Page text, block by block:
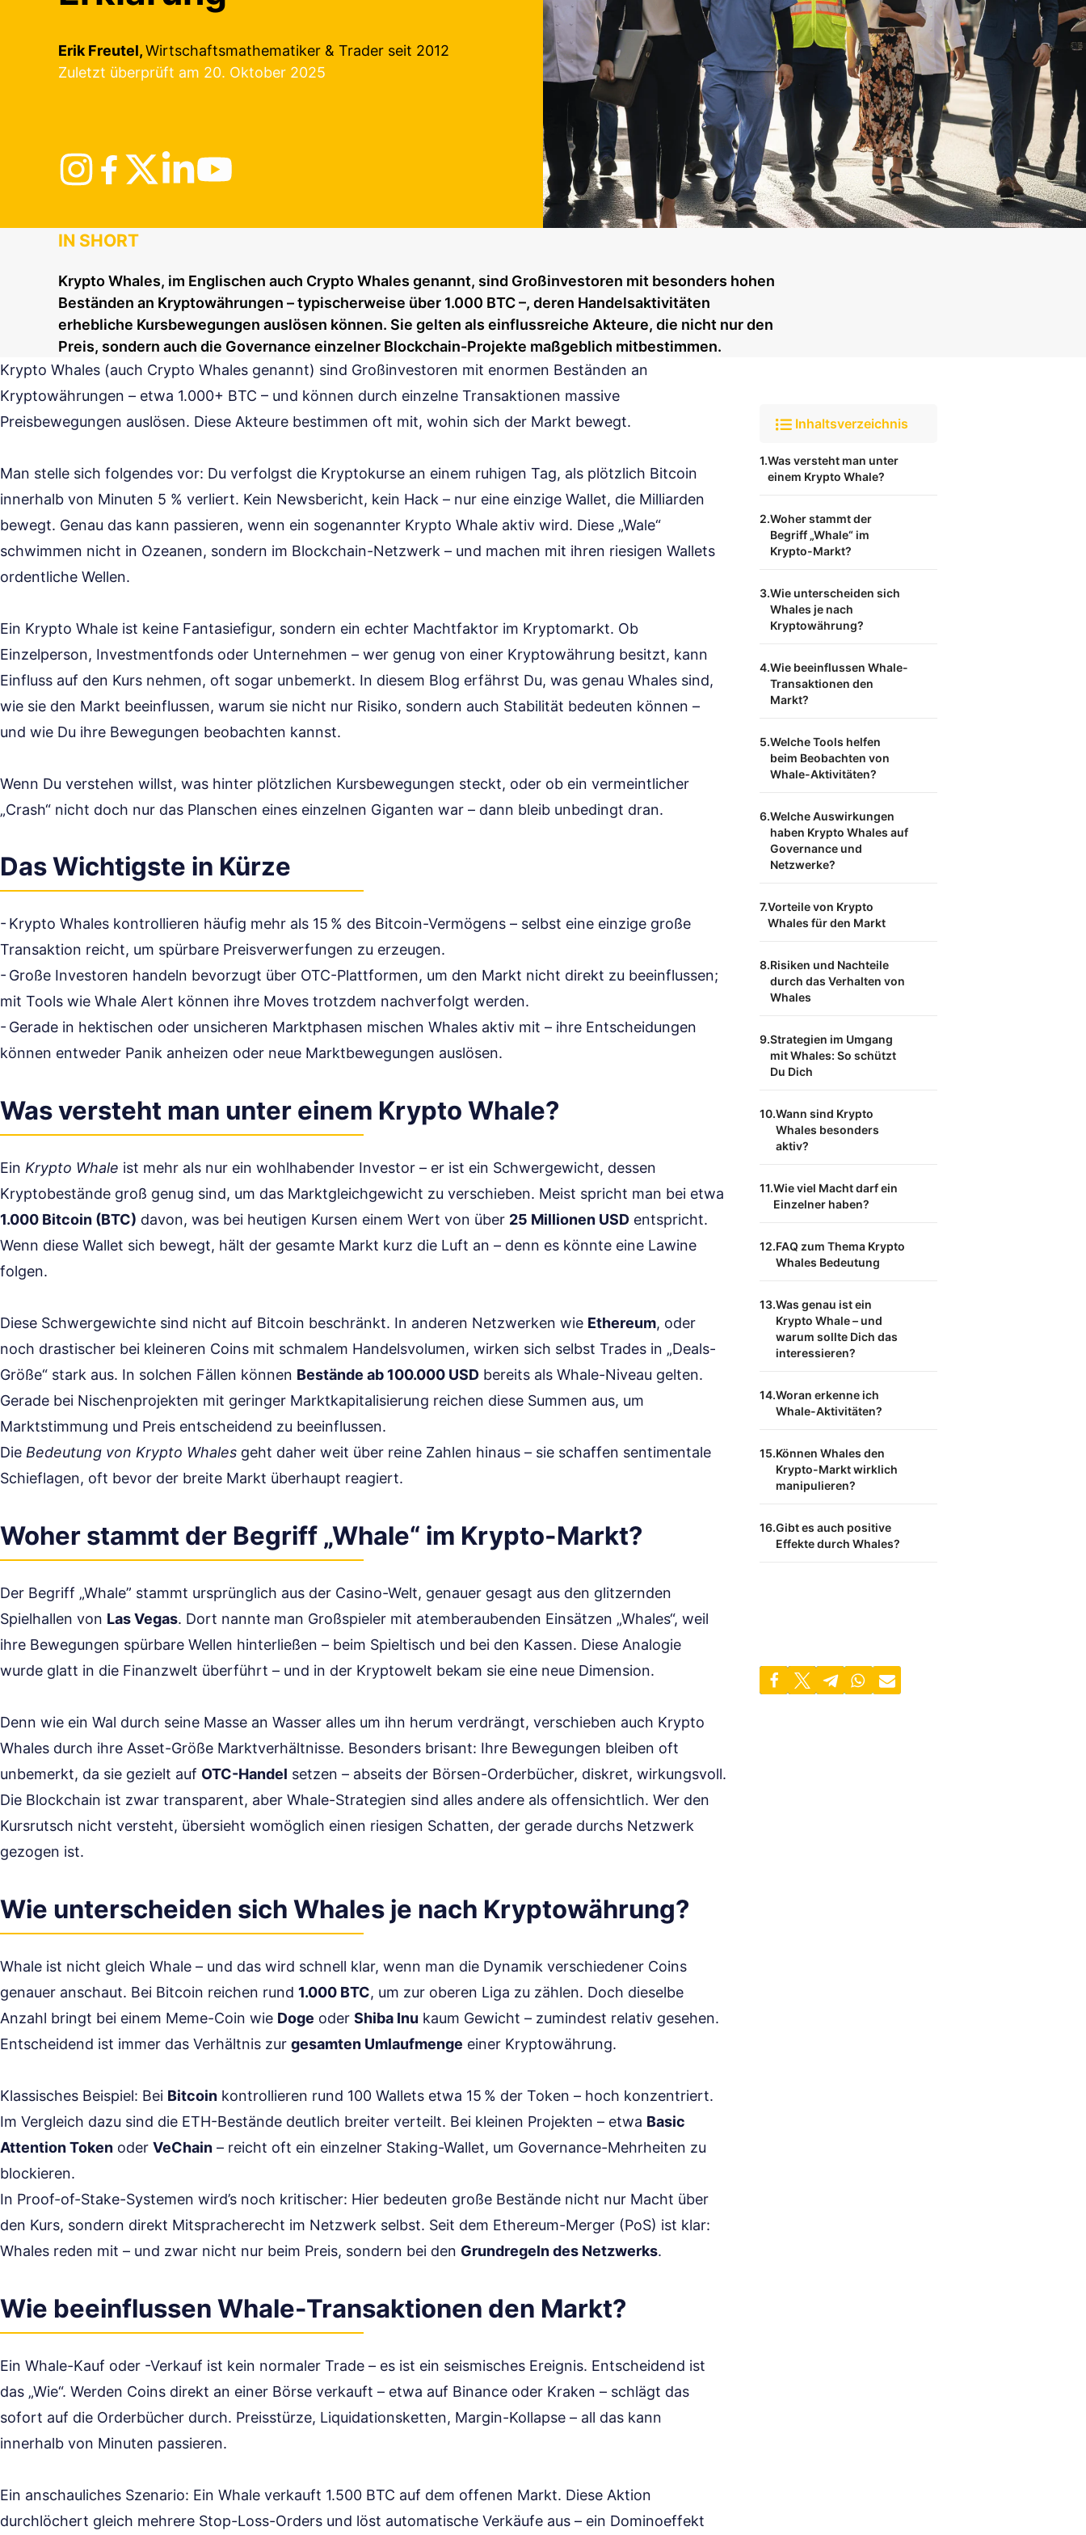
Erik Freutel,Wirtschaftsmathematiker & Trader seit 2012
Zuletzt überprüft am 20. Oktober 2025
IN SHORT
Krypto Whales, im Englischen auch Crypto Whales genannt, sind Großinvestoren mit besonders hohen
Beständen an Kryptowährungen – typischerweise über 1.000 BTC –, deren Handelsaktivitäten
erhebliche Kursbewegungen auslösen können. Sie gelten als einflussreiche Akteure, die nicht nur den
Preis, sondern auch die Governance einzelner Blockchain-Projekte maßgeblich mitbestimmen.
Krypto Whales (auch Crypto Whales genannt) sind Großinvestoren mit enormen Beständen an
Kryptowährungen – etwa 1.000+ BTC – und können durch einzelne Transaktionen massive
Preisbewegungen auslösen. Diese Akteure bestimmen oft mit, wohin sich der Markt bewegt.
Man stelle sich folgendes vor: Du verfolgst die Kryptokurse an einem ruhigen Tag, als plötzlich Bitcoin
innerhalb von Minuten 5 % verliert. Kein Newsbericht, kein Hack – nur eine einzige Wallet, die Milliarden
bewegt. Genau das kann passieren, wenn ein sogenannter Krypto Whale aktiv wird. Diese „Wale“
schwimmen nicht in Ozeanen, sondern im Blockchain-Netzwerk – und machen mit ihren riesigen Wallets
ordentliche Wellen.
Ein Krypto Whale ist keine Fantasiefigur, sondern ein echter Machtfaktor im Kryptomarkt. Ob
Einzelperson, Investmentfonds oder Unternehmen – wer genug von einer Kryptowährung besitzt, kann
Einfluss auf den Kurs nehmen, oft sogar unbemerkt. In diesem Blog erfährst Du, was genau Whales sind,
wie sie den Markt beeinflussen, warum sie nicht nur Risiko, sondern auch Stabilität bedeuten können –
und wie Du ihre Bewegungen beobachten kannst.
Wenn Du verstehen willst, was hinter plötzlichen Kursbewegungen steckt, oder ob ein vermeintlicher
„Crash“ nicht doch nur das Planschen eines einzelnen Giganten war – dann bleib unbedingt dran.
Das Wichtigste in Kürze
- Krypto Whales kontrollieren häufig mehr als 15 % des Bitcoin-Vermögens – selbst eine einzige große
Transaktion reicht, um spürbare Preisverwerfungen zu erzeugen.
- Große Investoren handeln bevorzugt über OTC-Plattformen, um den Markt nicht direkt zu beeinflussen;
mit Tools wie Whale Alert können ihre Moves trotzdem nachverfolgt werden.
- Gerade in hektischen oder unsicheren Marktphasen mischen Whales aktiv mit – ihre Entscheidungen
können entweder Panik anheizen oder neue Marktbewegungen auslösen.
Was versteht man unter einem Krypto Whale?
Ein Krypto Whale ist mehr als nur ein wohlhabender Investor – er ist ein Schwergewicht, dessen
Kryptobestände groß genug sind, um das Marktgleichgewicht zu verschieben. Meist spricht man bei etwa
1.000 Bitcoin (BTC) davon, was bei heutigen Kursen einem Wert von über 25 Millionen USD entspricht.
Wenn diese Wallet sich bewegt, hält der gesamte Markt kurz die Luft an – denn es könnte eine Lawine
folgen.
Diese Schwergewichte sind nicht auf Bitcoin beschränkt. In anderen Netzwerken wie Ethereum, oder
noch drastischer bei kleineren Coins mit schmalem Handelsvolumen, wirken sich selbst Trades in „Deals-
Größe“ stark aus. In solchen Fällen können Bestände ab 100.000 USD bereits als Whale-Niveau gelten.
Gerade bei Nischenprojekten mit geringer Marktkapitalisierung reichen diese Summen aus, um
Marktstimmung und Preis entscheidend zu beeinflussen.
Die Bedeutung von Krypto Whales geht daher weit über reine Zahlen hinaus – sie schaffen sentimentale
Schieflagen, oft bevor der breite Markt überhaupt reagiert.
Woher stammt der Begriff „Whale“ im Krypto-Markt?
Der Begriff „Whale” stammt ursprünglich aus der Casino-Welt, genauer gesagt aus den glitzernden
Spielhallen von Las Vegas. Dort nannte man Großspieler mit atemberaubenden Einsätzen „Whales“, weil
ihre Bewegungen spürbare Wellen hinterließen – beim Spieltisch und bei den Kassen. Diese Analogie
wurde glatt in die Finanzwelt überführt – und in der Kryptowelt bekam sie eine neue Dimension.
Denn wie ein Wal durch seine Masse an Wasser alles um ihn herum verdrängt, verschieben auch Krypto
Whales durch ihre Asset-Größe Marktverhältnisse. Besonders brisant: Ihre Bewegungen bleiben oft
unbemerkt, da sie gezielt auf OTC-Handel setzen – abseits der Börsen-Orderbücher, diskret, wirkungsvoll.
Die Blockchain ist zwar transparent, aber Whale-Strategien sind alles andere als offensichtlich. Wer den
Kursrutsch nicht versteht, übersieht womöglich einen riesigen Schatten, der gerade durchs Netzwerk
gezogen ist.
Wie unterscheiden sich Whales je nach Kryptowährung?
Whale ist nicht gleich Whale – und das wird schnell klar, wenn man die Dynamik verschiedener Coins
genauer anschaut. Bei Bitcoin reichen rund 1.000 BTC, um zur oberen Liga zu zählen. Doch dieselbe
Anzahl bringt bei einem Meme-Coin wie Doge oder Shiba Inu kaum Gewicht – zumindest relativ gesehen.
Entscheidend ist immer das Verhältnis zur gesamten Umlaufmenge einer Kryptowährung.
Klassisches Beispiel: Bei Bitcoin kontrollieren rund 100 Wallets etwa 15 % der Token – hoch konzentriert.
Im Vergleich dazu sind die ETH-Bestände deutlich breiter verteilt. Bei kleinen Projekten – etwa Basic
Attention Token oder VeChain – reicht oft ein einzelner Staking-Wallet, um Governance-Mehrheiten zu
blockieren.
In Proof-of-Stake-Systemen wird’s noch kritischer: Hier bedeuten große Bestände nicht nur Macht über
den Kurs, sondern direkt Mitspracherecht im Netzwerk selbst. Seit dem Ethereum-Merger (PoS) ist klar:
Whales reden mit – und zwar nicht nur beim Preis, sondern bei den Grundregeln des Netzwerks.
Wie beeinflussen Whale-Transaktionen den Markt?
Ein Whale-Kauf oder -Verkauf ist kein normaler Trade – es ist ein seismisches Ereignis. Entscheidend ist
das „Wie“. Werden Coins direkt an einer Börse verkauft – etwa auf Binance oder Kraken – schlägt das
sofort auf die Orderbücher durch. Preisstürze, Liquidationsketten, Margin-Kollapse – all das kann
innerhalb von Minuten passieren.
Ein anschauliches Szenario: Ein Whale verkauft 1.500 BTC auf dem offenen Markt. Diese Aktion
durchlöchert gleich mehrere Stop-Loss-Orders und löst automatische Verkäufe aus – ein Dominoeffekt
Inhaltsverzeichnis
Was versteht man unter
einem Krypto Whale?
Woher stammt der
Begriff „Whale“ im
Krypto-Markt?
Wie unterscheiden sich
Whales je nach
Kryptowährung?
Wie beeinflussen Whale-
Transaktionen den
Markt?
Welche Tools helfen
beim Beobachten von
Whale-Aktivitäten?
Welche Auswirkungen
haben Krypto Whales auf
Governance und
Netzwerke?
Vorteile von Krypto
Whales für den Markt
Risiken und Nachteile
durch das Verhalten von
Whales
Strategien im Umgang
mit Whales: So schützt
Du Dich
Wann sind Krypto
Whales besonders
aktiv?
Wie viel Macht darf ein
Einzelner haben?
FAQ zum Thema Krypto
Whales Bedeutung
Was genau ist ein
Krypto Whale – und
warum sollte Dich das
interessieren?
Woran erkenne ich
Whale-Aktivitäten?
Können Whales den
Krypto-Markt wirklich
manipulieren?
Gibt es auch positive
Effekte durch Whales?